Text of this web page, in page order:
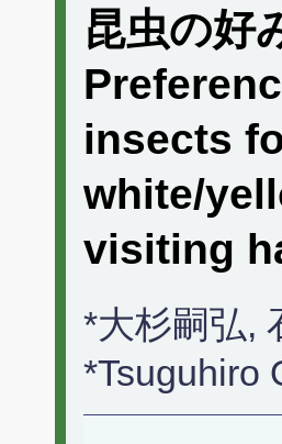
昆虫の好
insects
white/
visiting
*大杉嗣弘,
*Tsuguhiro